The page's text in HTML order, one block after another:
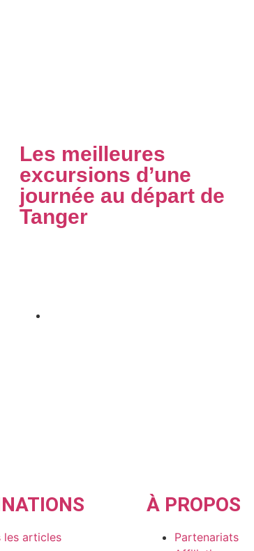
Les meilleures
excursions d’une
journée au départ de
Tanger
les articles
À PROPOS
Partenariats